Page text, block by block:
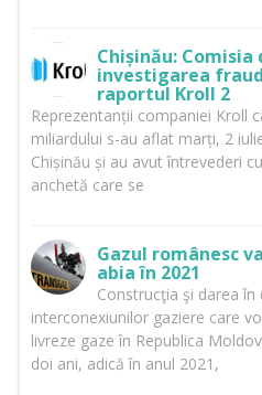
Chișinău:
investigarea
raportul Kroll 2
Reprezentanții companiei Kroll
miliardului s-au aflat marți, 2
Chișinău și au avut întrevederi
anchetă care se
Gazul românesc
abia în 2021
Construcţia şi darea în
interconexiunilor gaziere care
livreze gaze în Republica
doi ani, adică în anul 2021,